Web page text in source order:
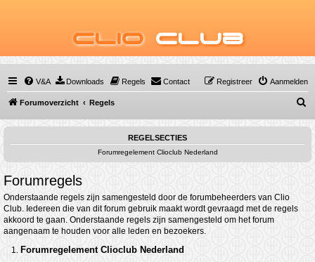
Clio Club
V&A Downloads Regels Contact Aanmelden
Registreer
Forumoverzicht Regels
o
REGELSECTIES
Forumregelement Clioclub Nederland
Forumregels
Onderstaande regels zijn samengesteld door de forumbeheerders van Clio
Club. Iedereen die van dit forum gebruik maakt wordt gevraagd met de regels
akkoord te gaan. Onderstaande regels zijn samengesteld om het forum
aangenaam te houden voor alle leden en bezoekers.
Forumregelement Clioclub Nederland